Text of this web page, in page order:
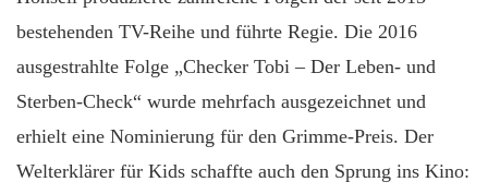
bestehenden TV-Reihe und führte Regie. Die 2016
ausgestrahlte Folge „Checker Tobi – Der Leben- und
Sterben-Check“ wurde mehrfach ausgezeichnet und
erhielt eine Nominierung für den Grimme-Preis. Der
Welterklärer für Kids schaffte auch den Sprung ins Kino: